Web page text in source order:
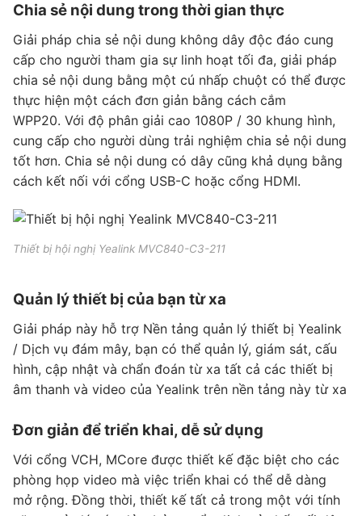
Chia sẻ nội dung trong thời gian thực
Giải pháp chia sẻ nội dung không dây độc đáo cung
cấp cho người tham gia sự linh hoạt tối đa, giải pháp
chia sẻ nội dung bằng một cú nhấp chuột có thể được
thực hiện một cách đơn giản bằng cách cắm
WPP20. Với độ phân giải cao 1080P / 30 khung hình,
cung cấp cho người dùng trải nghiệm chia sẻ nội dung
tốt hơn. Chia sẻ nội dung có dây cũng khả dụng bằng
cách kết nối với cổng USB-C hoặc cổng HDMI.
Thiết bị hội nghị Yealink MVC840-C3-211
Quản lý thiết bị của bạn từ xa
Giải pháp này hỗ trợ Nền tảng quản lý thiết bị Yealink
/ Dịch vụ đám mây, bạn có thể quản lý, giám sát, cấu
hình, cập nhật và chẩn đoán từ xa tất cả các thiết bị
âm thanh và video của Yealink trên nền tảng này từ xa
Đơn giản để triển khai, dễ sử dụng
Với cổng VCH, MCore được thiết kế đặc biệt cho các
phòng họp video mà việc triển khai có thể dễ dàng
mở rộng. Đồng thời, thiết kế tất cả trong một với tính